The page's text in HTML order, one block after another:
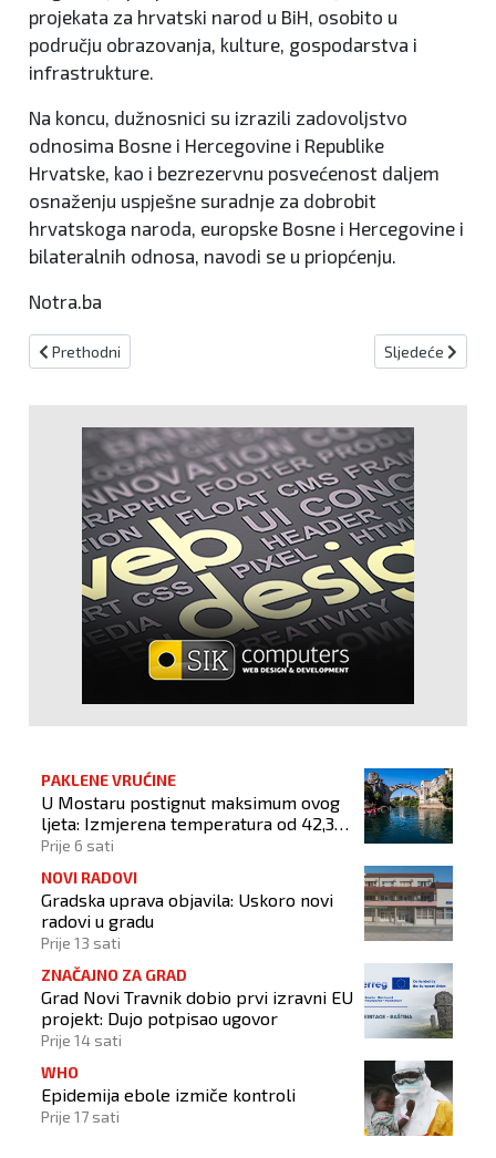
projekata za hrvatski narod u BiH, osobito u
području obrazovanja, kulture, gospodarstva i
infrastrukture.
Na koncu, dužnosnici su izrazili zadovoljstvo
odnosima Bosne i Hercegovine i Republike
Hrvatske, kao i bezrezervnu posvećenost daljem
osnaženju uspješne suradnje za dobrobit
hrvatskoga naroda, europske Bosne i Hercegovine i
bilateralnih odnosa, navodi se u priopćenju.
Notra.ba
Prethodni članak: Sazvana 75. sjednica Vlade KSB
Prethodni Sljedeći članak:
Sljedeće
PAKLENE VRUĆINE
U Mostaru postignut maksimum ovog
ljeta: Izmjerena temperatura od 42,3
stupnja Celzijeva
Prije 6 sati
NOVI RADOVI
Gradska uprava objavila: Uskoro novi
radovi u gradu
Prije 13 sati
ZNAČAJNO ZA GRAD
Grad Novi Travnik dobio prvi izravni EU
projekt: Dujo potpisao ugovor
Prije 14 sati
WHO
Epidemija ebole izmiče kontroli
Prije 17 sati